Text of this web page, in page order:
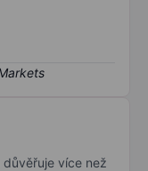
více než